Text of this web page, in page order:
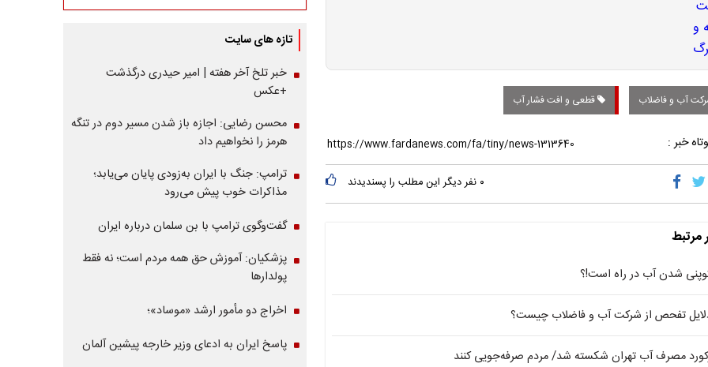
آب و فاضلاب قطعی و افت فشار آب
خبر :
۰ نفر دیگر این مطلب را پسندیدند
مرتبط
شدن آب در راه است!؟
تفحص از شرکت آب و فاضلاب چیست؟
مصرف آب تهران شکسته شد/ مردم صرفه‌جویی کنند
تازه های سایت
خبر تلخ آخر هفته | امیر حیدری درگذشت
+عکس
محسن رضایی: اجازه باز شدن مسیر دوم در تنگه
هرمز را نخواهیم داد
ترامپ: جنگ با ایران به‌زودی پایان می‌یابد؛
مذاکرات خوب پیش می‌رود
گفت‌وگوی ترامپ با بن سلمان درباره ایران
پزشکیان: آموزش حق همه مردم است؛ نه فقط
پولدارها
اخراج دو مأمور ارشد «موساد»؛
پاسخ ایران به ادعای وزیر خارجه پیشین آلمان